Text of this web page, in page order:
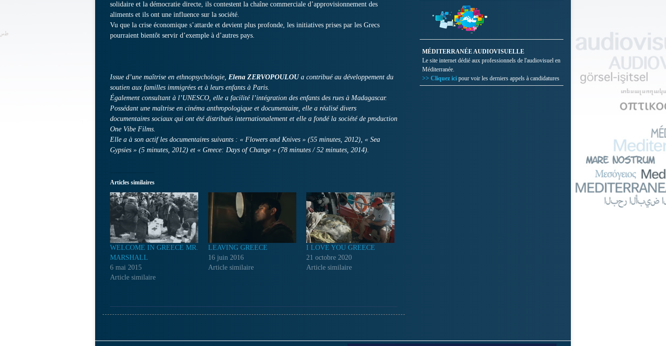
solidaire et la démocratie directe, ils contestent la chaîne commerciale d’approvisionnement des
aliments et ils ont une influence sur la société.
Vu que la crise économique s’attarde et devient plus profonde, les initiatives prises par les Grecs
pourraient bientôt servir d’exemple à d’autres pays.
Issue d’une maîtrise en ethnopsychologie, Elena ZERVOPOULOUa contribué au développement du
soutien aux familles immigrées et à leurs enfants à Paris.
Également consultant à l’UNESCO, elle a facilité l’intégration des enfants des rues à Madagascar.
Possédant une maîtrise en cinéma anthropologique et documentaire, elle a réalisé divers
documentaires sociaux qui ont été distribués internationalement et elle a fondé la société de production
One Vibe Films.
Elle a à son actif les documentaires suivants : « Flowers and Knives » (55 minutes, 2012), « Sea
Gypsies » (5 minutes, 2012) et « Greece: Days of Change » (78 minutes / 52 minutes, 2014).
Articles similaires
WELCOME IN GREECE MR.
MARSHALL
6 mai 2015
Article similaire
LEAVING GREECE
16 juin 2016
Article similaire
I LOVE YOU GREECE
21 octobre 2020
Article similaire
MÉDITERRANÉE AUDIOVISUELLE
Le site internet dédié aux professionnels de l'audiovisuel en
Méditerranée.
>> Cliquez ici pour voir les derniers appels à candidatures